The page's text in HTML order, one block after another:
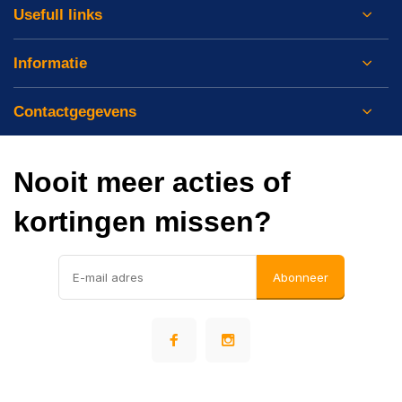
Usefull links
Informatie
Contactgegevens
Nooit meer acties of
kortingen missen?
Abonneer